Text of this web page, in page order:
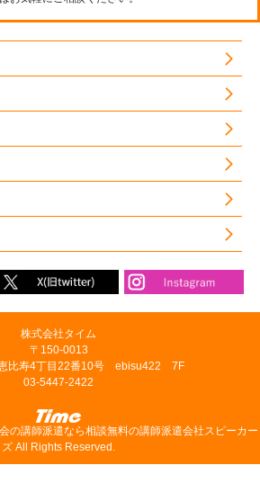
株式会社タイム
〒150-0013
比寿4丁目22番10号 ebisu422 7F
03-5447-2422
の講師派遣なら相談無料の講師派遣会社スピーカー
ズ All Rights Reserved.